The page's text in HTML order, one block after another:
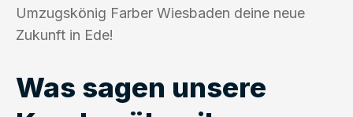
Umzugskönig Farber Wiesbaden deine neue
Zukunft in Ede!
Was sagen unsere